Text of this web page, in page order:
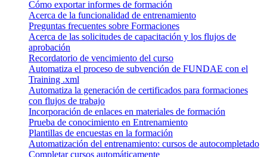
Cómo exportar informes de formación
Acerca de la funcionalidad de entrenamiento
Preguntas frecuentes sobre Formaciones
Acerca de las solicitudes de capacitación y los flujos de
aprobación
Recordatorio de vencimiento del curso
Automatiza el proceso de subvención de FUNDAE con el
Training .xml
Automatiza la generación de certificados para formaciones
con flujos de trabajo
Incorporación de enlaces en materiales de formación
Prueba de conocimiento en Entrenamiento
Plantillas de encuestas en la formación
Automatización del entrenamiento: cursos de autocompletado
Completar cursos automáticamente